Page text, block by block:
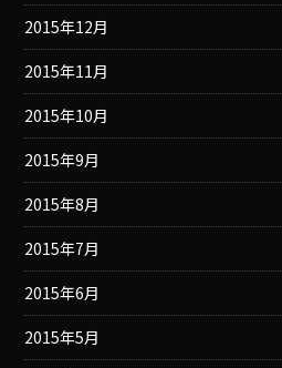
2015年12月
2015年11月
2015年10月
2015年9月
2015年8月
2015年7月
2015年6月
2015年5月